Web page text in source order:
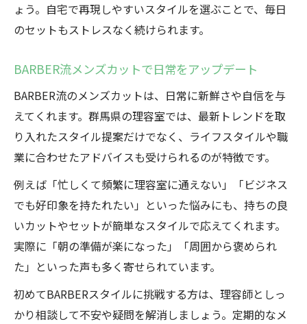
ょう。自宅で再現しやすいスタイルを選ぶことで、毎日
のセットもストレスなく続けられます。
BARBER流メンズカットで日常をアップデート
BARBER流のメンズカットは、日常に新鮮さや自信を与
えてくれます。群馬県の理容室では、最新トレンドを取
り入れたスタイル提案だけでなく、ライフスタイルや職
業に合わせたアドバイスも受けられるのが特徴です。
例えば「忙しくて頻繁に理容室に通えない」「ビジネス
でも好印象を持たれたい」といった悩みにも、持ちの良
いカットやセットが簡単なスタイルで応えてくれます。
実際に「朝の準備が楽になった」「周囲から褒められ
た」といった声も多く寄せられています。
初めてBARBERスタイルに挑戦する方は、理容師としっ
かり相談して不安や疑問を解消しましょう。定期的なメ